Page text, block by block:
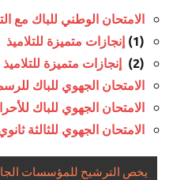
الامتحان الوطني للباك مع
(1)
إنجازات متميزة
(2)
إنجازات متميزة
الامتحان الجهوي للباك
الامتحان الجهوي للباك
الامتحان الجهوي للثالثة
يخص الترشيح للمؤسسات الجامعية –